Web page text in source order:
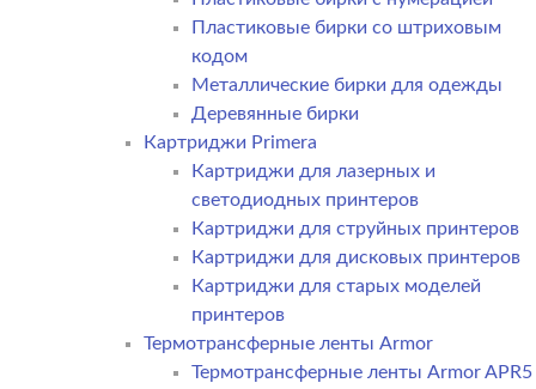
Пластиковые бирки со штриховым
кодом
Металлические бирки для одежды
Деревянные бирки
Картриджи Primera
Картриджи для лазерных и
светодиодных принтеров
Картриджи для струйных принтеров
Картриджи для дисковых принтеров
Картриджи для старых моделей
принтеров
Термотрансферные ленты Armor
Термотрансферные ленты Armor APR5